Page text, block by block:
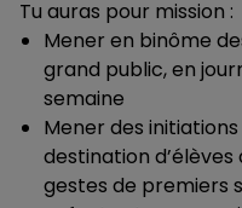
Tu auras pour mission :
Mener en binôme
grand public, en
semaine
Mener des
destination d’élèves
gestes de premiers